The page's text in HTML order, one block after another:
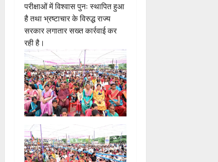
परीक्षाओं में विश्वास पुनः स्थापित हुआ
है तथा भ्रष्टाचार के विरुद्ध राज्य
सरकार लगातार सख्त कार्रवाई कर
रही है।